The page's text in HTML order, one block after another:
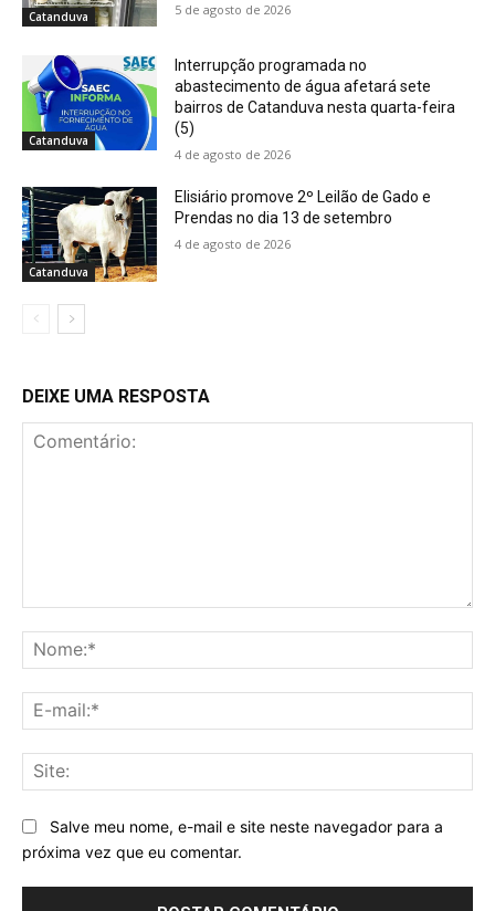
Catanduva 5 de agosto de 2026
Catanduva
Interrupção programada no
abastecimento de água afetará sete
bairros de Catanduva nesta quarta-feira
(5)
4 de agosto de 2026
Catanduva
Elisiário promove 2º Leilão de Gado e
Prendas no dia 13 de setembro
4 de agosto de 2026
DEIXE UMA RESPOSTA
Salve meu nome, e-mail e site neste navegador para a
próxima vez que eu comentar.